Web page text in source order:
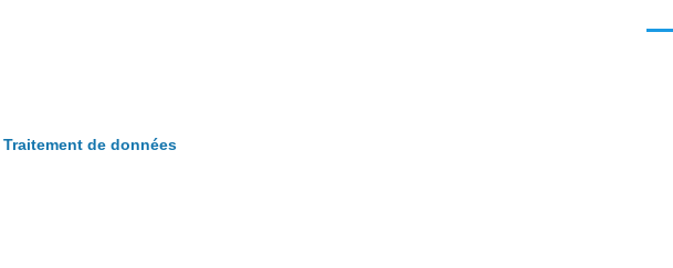
Traitement de données